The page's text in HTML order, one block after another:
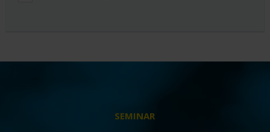
SEMINAR